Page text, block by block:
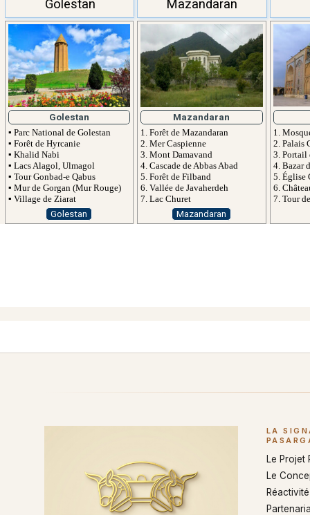
Golestan Mazandaran
Golestan
▪ Parc National de Golestan
▪ Forêt de Hyrcanie
▪ Khalid Nabi
▪ Lacs Alagol, Ulmagol
▪ Tour Gonbad-e Qabus
▪ Mur de Gorgan (Mur Rouge)
▪ Village de Ziarat
Golestan
Mazandaran
1. Forêt de Mazandaran
2. Mer Caspienne
3. Mont Damavand
4. Cascade de Abbas Abad
5. Forêt de Filband
6. Vallée de Javaherdeh
7. Lac Churet
Mazandaran
1.
2. Palais
3. Portail
4. Bazar
5. Église
6.
7. Tour
LA
Le Projet
Le